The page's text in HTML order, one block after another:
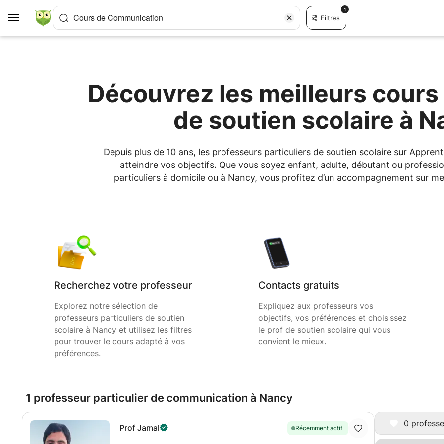
Cours de Communication Filtres
1
Découvrez les meilleurs
de soutien scolaire à
Depuis plus de 10 ans, les professeurs particuliers de soutien scolaire sur
atteindre vos objectifs. Que vous soyez enfant, adulte, débutant ou
particuliers à domicile ou à Nancy, vous profitez d’un accompagnement sur
Recherchez votre professeur
Explorez notre sélection de
professeurs particuliers de soutien
scolaire à Nancy et utilisez les filtres
pour trouver le cours adapté à vos
préférences.
Contacts gratuits
Expliquez aux professeurs vos
objectifs, vos préférences et choisissez
le prof de soutien scolaire qui vous
convient le mieux.
0
1 professeur particulier de communication à Nancy
Prof Jamal Récemment actif